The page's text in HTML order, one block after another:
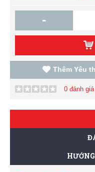
-
Thêm Yêu
0 đánh giá